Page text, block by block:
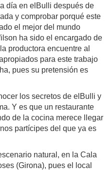
día en elBulli después de
y comprobar porqué este
el mejor del mundo
ha sido el encargado de
productora encuentre al
para este trabajo
pues su pretensión es
los secretos de elBulli y
Y es que un restaurante
de la cocina merece llegar
partícipes del que ya es
natural, en la Cala
(Girona), pues el local